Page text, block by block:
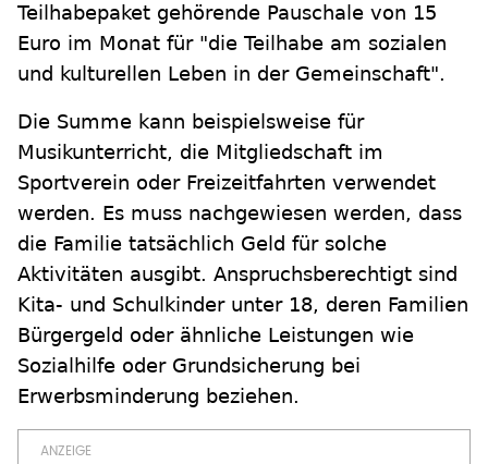
Teilhabepaket gehörende Pauschale von 15
Euro im Monat für "die Teilhabe am sozialen
und kulturellen Leben in der Gemeinschaft".
Die Summe kann beispielsweise für
Musikunterricht, die Mitgliedschaft im
Sportverein oder Freizeitfahrten verwendet
werden. Es muss nachgewiesen werden, dass
die Familie tatsächlich Geld für solche
Aktivitäten ausgibt. Anspruchsberechtigt sind
Kita- und Schulkinder unter 18, deren Familien
Bürgergeld oder ähnliche Leistungen wie
Sozialhilfe oder Grundsicherung bei
Erwerbsminderung beziehen.